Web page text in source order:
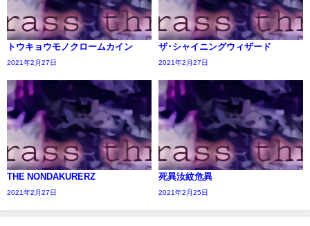
トウキョウモノクロームカイン
2021年2月27日
ザ･シャイニングウィザード
2021年2月27日
THE NONDAKURERZ
2021年2月27日
死異汝紋危異
2021年2月25日